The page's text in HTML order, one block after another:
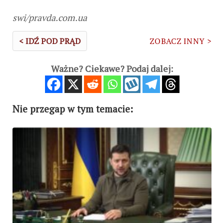
swi/pravda.com.ua
< IDŹ POD PRĄD ZOBACZ INNY >
Ważne? Ciekawe? Podaj dalej:
Nie przegap w tym temacie: